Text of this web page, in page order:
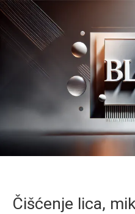
Čišćenje lica,